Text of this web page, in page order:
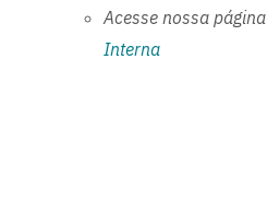
Acesse nossa página
Interna